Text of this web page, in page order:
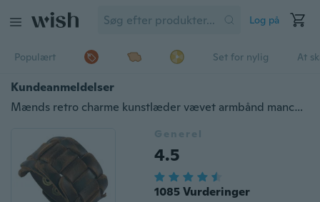
Log på
Populært Set for nylig At
Kundeanmeldelser
Mænds retro charme kunstlæder vævet armbånd manchet armbånd armbånd
Generel
4.5
1085 Vurderinger